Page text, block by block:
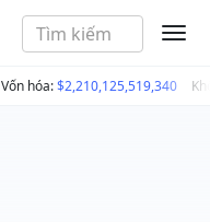
Vốn hóa:$2,210,125,519,340